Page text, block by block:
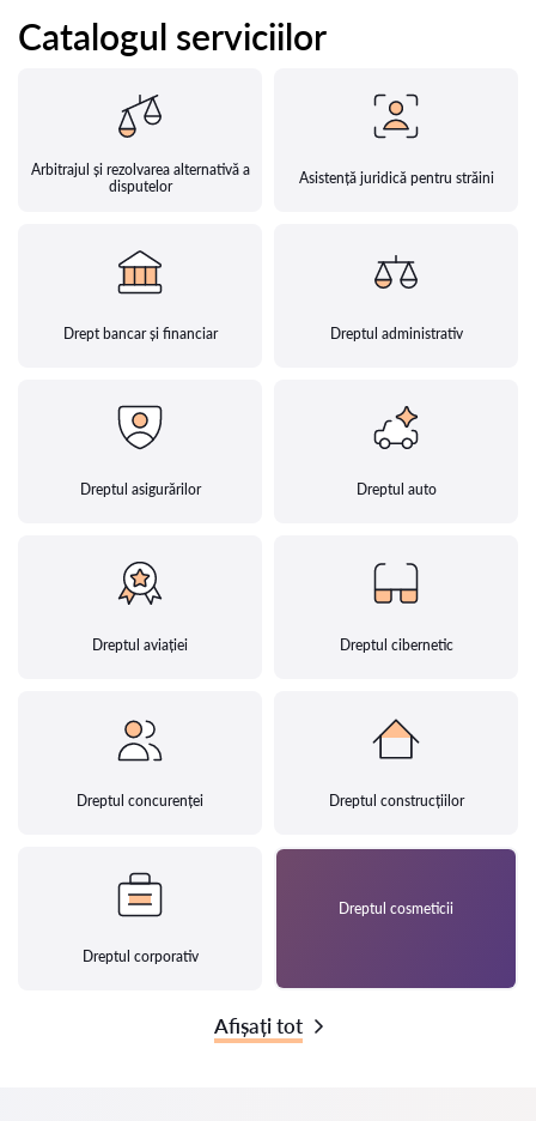
Catalogul serviciilor
Arbitrajul și rezolvarea alternativă a
disputelor
Asistență juridică pentru străini
Drept bancar și financiar Dreptul administrativ
Dreptul asigurărilor Dreptul auto
Dreptul aviației Dreptul cibernetic
Dreptul concurenței Dreptul construcțiilor
Dreptul corporativ
Dreptul cosmeticii
Afișați tot